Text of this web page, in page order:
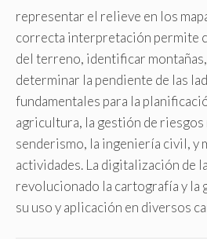
representar el relieve en los
correcta interpretación permite
del terreno, identificar
determinar la pendiente de las
fundamentales para la
agricultura, la gestión de riesgos
senderismo, la ingeniería civil, y
actividades. La digitalización de
revolucionado la cartografía y la
su uso y aplicación en diversos